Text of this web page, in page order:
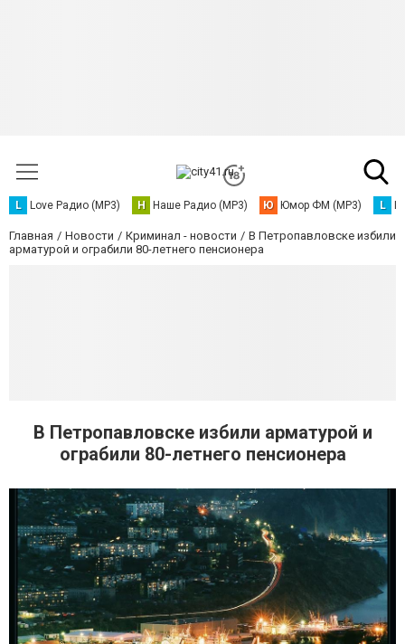
L Love Радио (MP3) Н Наше Радио (MP3) Ю Юмор ФМ (MP3) L
Главная Новости Криминал - новости
В Петропавловске избили
арматурой и ограбили 80-летнего пенсионера
В Петропавловске избили арматурой и
ограбили 80-летнего пенсионера